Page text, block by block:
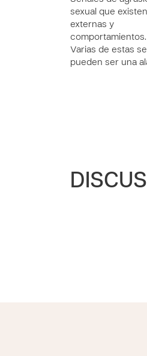
sexual que
externas y
comportamientos.
Varias de estas
pueden ser una